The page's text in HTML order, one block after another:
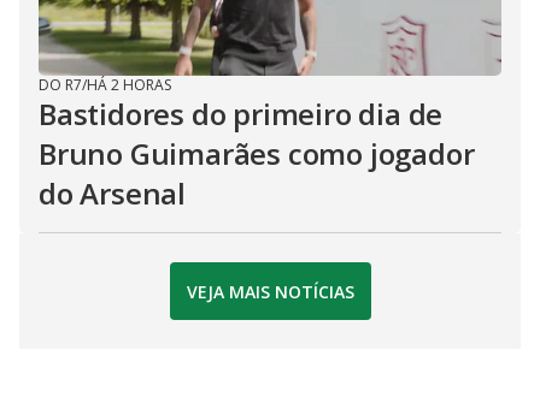
DO R7/HÁ 2 HORAS
Bastidores do primeiro dia de
Bruno Guimarães como jogador
do Arsenal
VEJA MAIS NOTÍCIAS